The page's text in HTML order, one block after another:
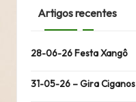
Artigos recentes
28-06-26 Festa Xangô
31-05-26 – Gira Ciganos